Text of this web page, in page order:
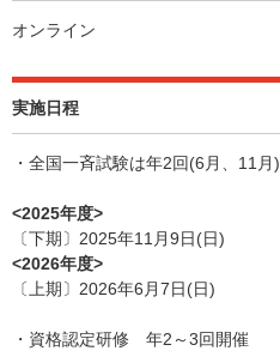
オンライン
実施日程
・全国一斉試験は年2回(6月、11月)
<2025年度>
〔下期〕2025年11月9日(日)
<2026年度>
〔上期〕2026年6月7日(日)
・資格認定研修 年2～3回開催